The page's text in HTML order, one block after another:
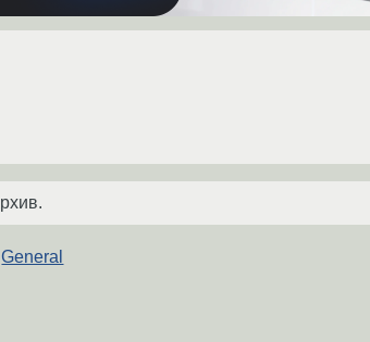
General